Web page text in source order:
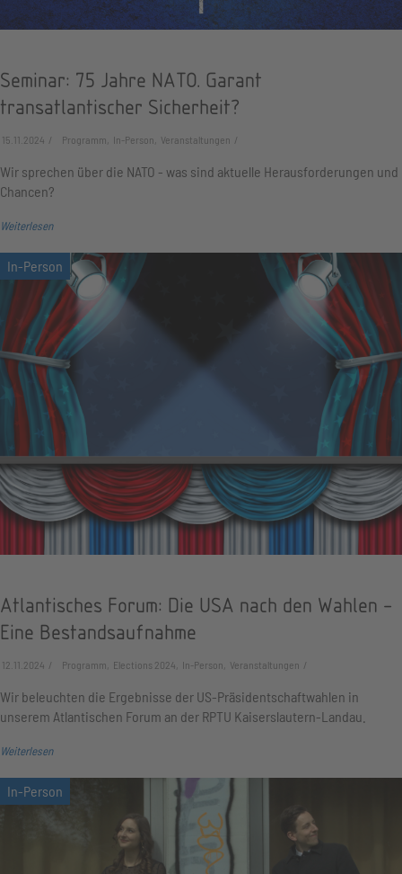
Seminar: 75 Jahre NATO. Garant
transatlantischer Sicherheit?
15.11.2024 Programm, In-Person, Veranstaltungen
Wir sprechen über die NATO - was sind aktuelle Herausforderungen und
Chancen?
Weiterlesen
Atlantisches Forum: Die USA nach den Wahlen -
Eine Bestandsaufnahme
12.11.2024 Programm, Elections 2024, In-Person, Veranstaltungen
Wir beleuchten die Ergebnisse der US-Präsidentschaftwahlen in
unserem Atlantischen Forum an der RPTU Kaiserslautern-Landau.
Weiterlesen